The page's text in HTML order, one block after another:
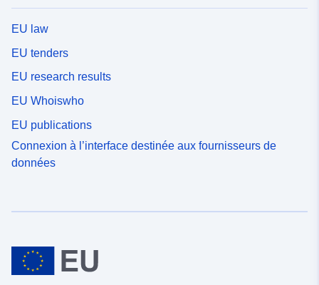
EU law
EU tenders
EU research results
EU Whoiswho
EU publications
Connexion à l’interface destinée aux fournisseurs de
données